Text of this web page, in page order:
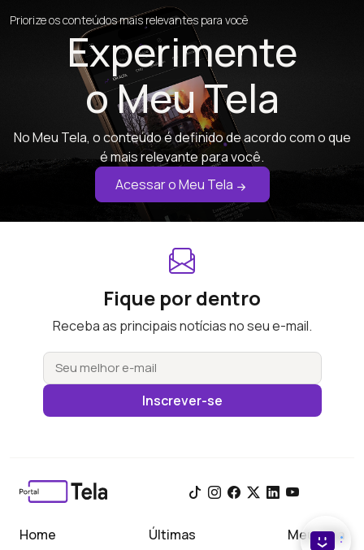
Priorize os conteúdos mais relevantes para você
Experimente
o Meu Tela
No Meu Tela, o conteúdo é definido de acordo com o que
é mais relevante para você.
Acessar o Meu Tela
Fique por dentro
Receba as principais notícias no seu e-mail.
Inscrever-se
Home Últimas Meu Tela